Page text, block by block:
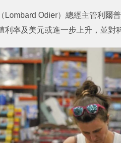
Lombard Odier）總經主管利爾
利率及美元或進一步上升，並對